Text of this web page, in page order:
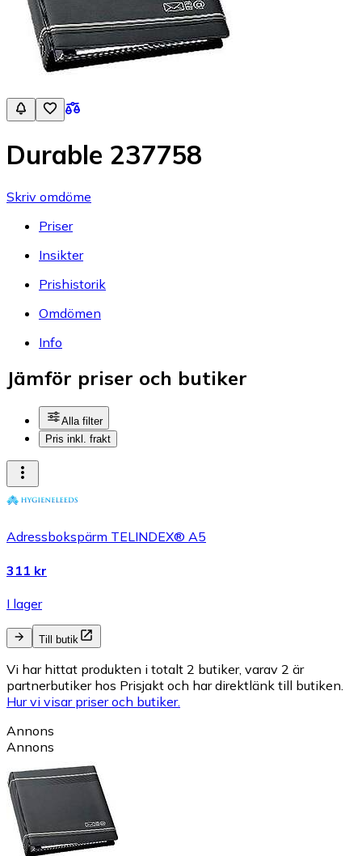
Durable 237758
Skriv omdöme
Priser
Insikter
Prishistorik
Omdömen
Info
Jämför priser och butiker
Alla filter
Pris inkl. frakt
Adressbokspärm TELINDEX® A5
311 kr
I lager
Till butik
Vi har hittat produkten i totalt 2 butiker, varav 2 är
partnerbutiker hos Prisjakt och har direktlänk till butiken.
Hur vi visar priser och butiker.
Annons
Annons